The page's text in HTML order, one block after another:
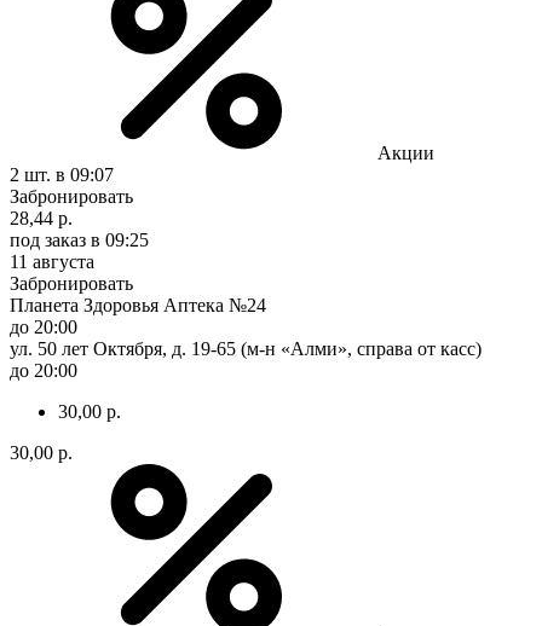
Акции
2 шт. в 09:07
Забронировать
28,44 р.
под заказ в 09:25
11 августа
Забронировать
Планета Здоровья Аптека №24
до 20:00
ул. 50 лет Октября, д. 19-65 (м-н «Алми», справа от касс)
до 20:00
30,00 р.
30,00 р.